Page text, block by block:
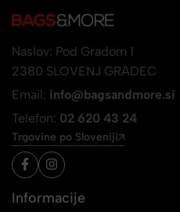
Naslov: Pod Gradom 1
2380 SLOVENJ GRADEC
Email: info@bagsandmore.si
Telefon: 02 620 43 24
Trgovine po Sloveniji
Informacije